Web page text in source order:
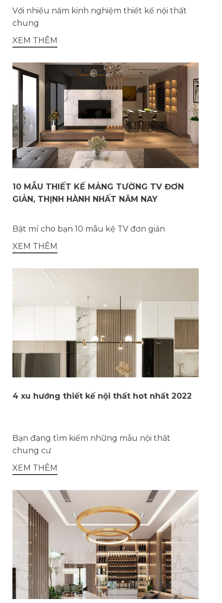
Với nhiều năm kinh nghiệm thiết kế nội thất
chung
XEM THÊM
10 MẪU THIẾT KẾ MẢNG TƯỜNG TV ĐƠN
GIẢN, THỊNH HÀNH NHẤT NĂM NAY
Bật mí cho bạn 10 mẫu kệ TV đơn giản
XEM THÊM
4 xu hướng thiết kế nội thất hot nhất 2022
Bạn đang tìm kiếm những mẫu nội thất
chung cư
XEM THÊM